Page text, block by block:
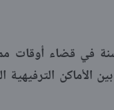
في قضاء أوقات
الأماكن